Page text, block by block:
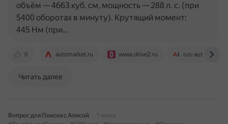
0 avtomarket.ru www.drive2.ru rus-auto-
объём — 4663 куб. см, мощность — 288 л. с. (при
5400 оборотах в минуту). Крутящий момент:
445 Нм (при…
Читать далее
Вопрос для Поиска с Алисой
1 июня